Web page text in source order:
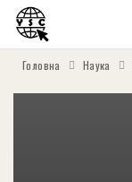
Головна Наука